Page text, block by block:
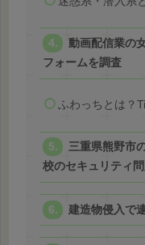
動画配信業の
フォームを調査
ふわっちとは？
三重県熊野市
校のセキュリティ
建造物侵入で